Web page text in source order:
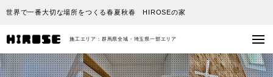
世界で一番大切な場所をつくる春夏秋春 HIROSEの家
施工エリア：群馬県全域・埼玉県一部エリア